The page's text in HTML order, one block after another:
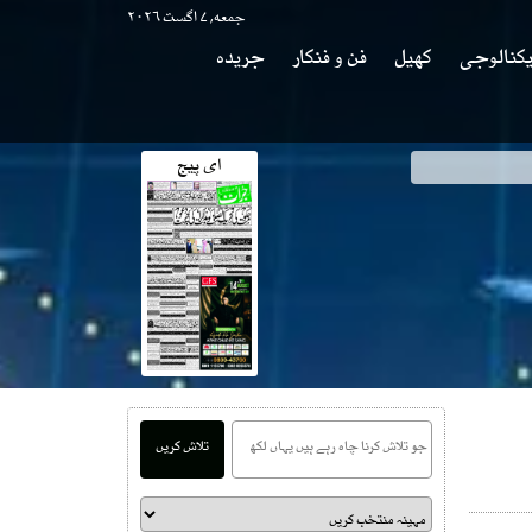
جمعه, ۷ اگست ۲۰۲۶
کھیل فن و فنکار
جریدہ
ای پیج
تلاش کریں